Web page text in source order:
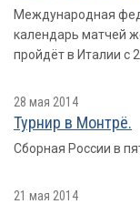
Международная
календарь матчей
пройдёт в Италии с
28 мая 2014
Турнир в Монтрё.
Сборная России в
21 мая 2014